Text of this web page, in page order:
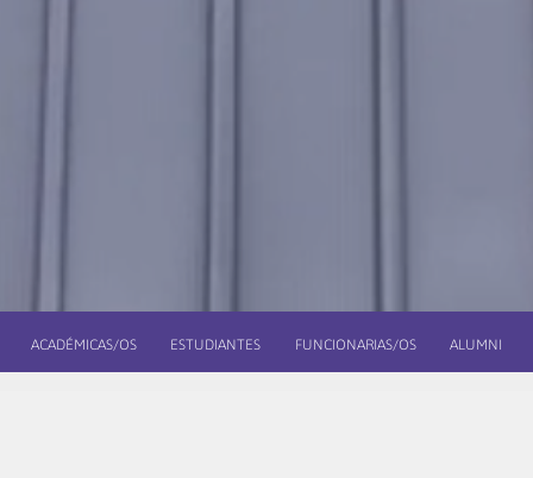
ACADÉMICAS/OS ESTUDIANTES FUNCIONARIAS/OS ALUMNI